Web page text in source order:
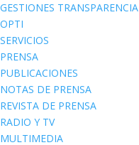
GESTIONES TRANSPARENCIA
OPTI
SERVICIOS
PRENSA
PUBLICACIONES
NOTAS DE PRENSA
REVISTA DE PRENSA
RADIO Y TV
MULTIMEDIA